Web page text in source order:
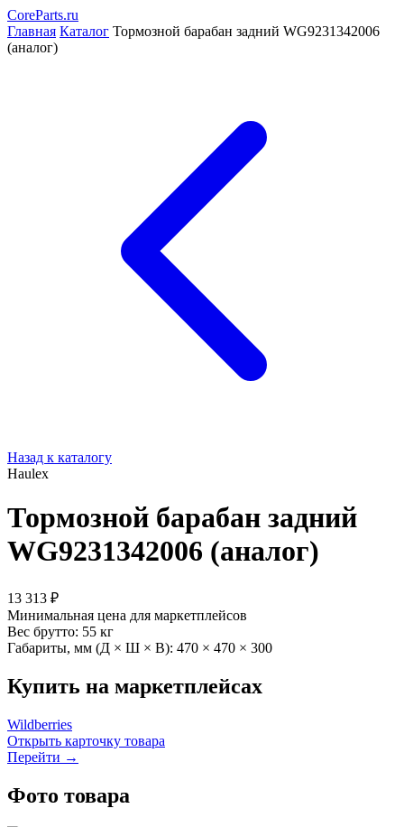
CoreParts.ru
Главная Каталог Тормозной барабан задний WG9231342006
(аналог)
Назад к каталогу
Haulex
Тормозной барабан задний
WG9231342006 (аналог)
13 313 ₽
Минимальная цена для маркетплейсов
Вес брутто: 55 кг
Габариты, мм (Д × Ш × В): 470 × 470 × 300
Купить на маркетплейсах
Wildberries
Открыть карточку товара
Перейти →
Фото товара